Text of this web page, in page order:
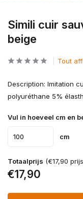
Simili cuir
beige
Tout
Description: Imitation
polyuréthane 5%
Vul in hoeveel cm en
cm
Totaalprijs (€17,90
€17,90